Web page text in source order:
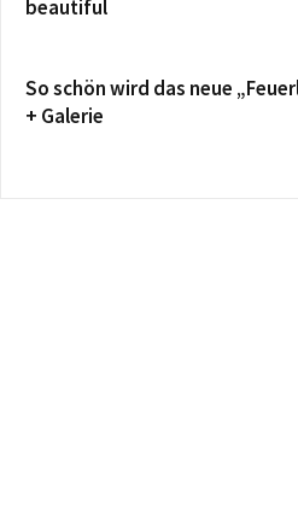
beautiful
So schön wird das neue
+ Galerie